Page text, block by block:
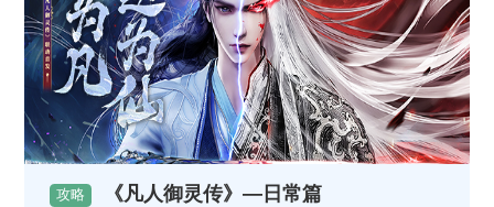
攻略 《凡人御灵传》—日常篇